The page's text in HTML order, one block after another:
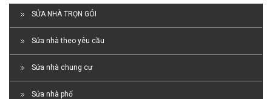
SỬA NHÀ TRỌN GÓI
Sửa nhà theo yêu cầu
Sửa nhà chung cư
Sửa nhà phố